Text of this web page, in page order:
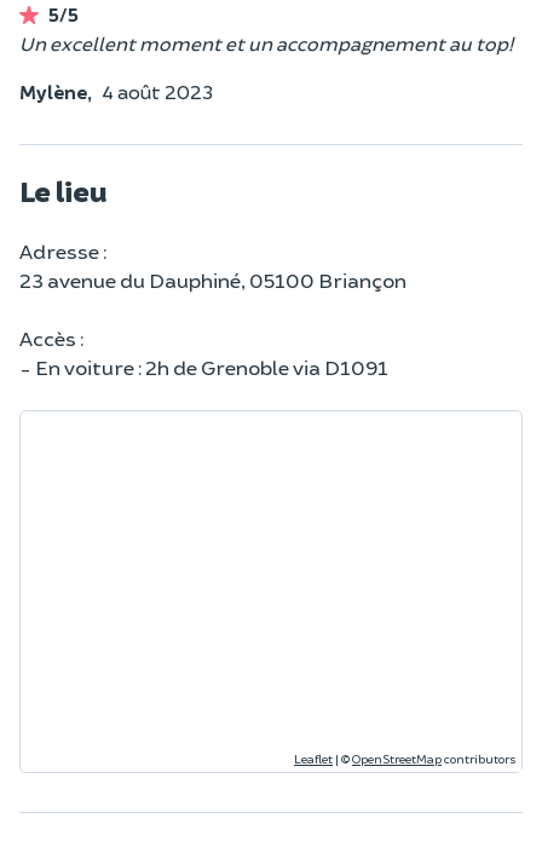
5/5
Un excellent moment et un accompagnement au top!
Mylène, 4 août 2023
Le lieu
Adresse :
23 avenue du Dauphiné, 05100 Briançon
Accès :
- En voiture : 2h de Grenoble via D1091
Leaflet | ©OpenStreetMapcontributors